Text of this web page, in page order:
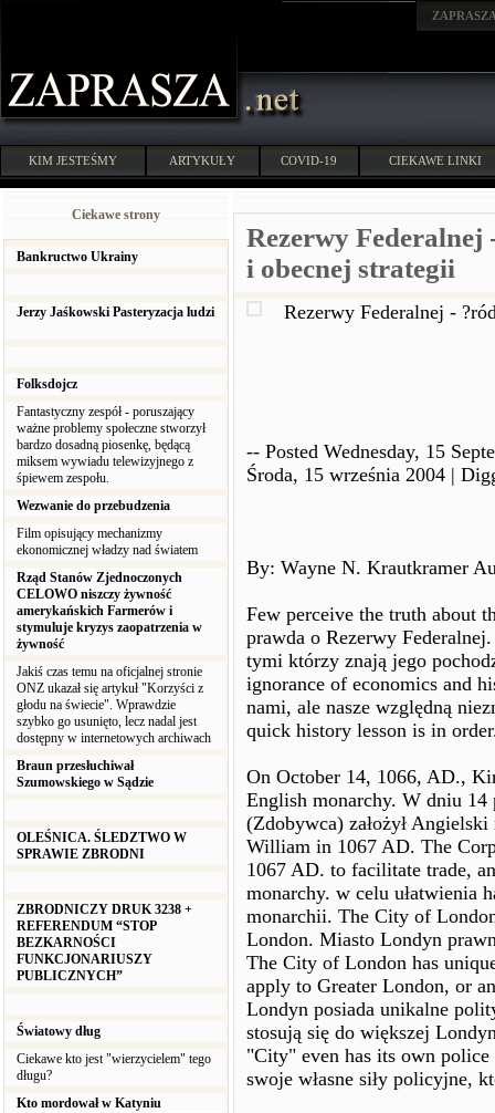
KIM JESTEŚMY ARTYKUŁY COVID-19 CIEKAWE LINKI
Ciekawe strony
Bankructwo Ukrainy
Jerzy Jaśkowski Pasteryzacja ludzi
Folksdojcz
Fantastyczny zespół - poruszający
ważne problemy społeczne stworzył
bardzo dosadną piosenkę, będącą
miksem wywiadu telewizyjnego z
śpiewem zespołu.
Wezwanie do przebudzenia
Film opisujący mechanizmy
ekonomicznej władzy nad światem
Rząd Stanów Zjednoczonych
CELOWO niszczy żywność
amerykańskich Farmerów i
stymuluje kryzys zaopatrzenia w
żywność
Jakiś czas temu na oficjalnej stronie
ONZ ukazał się artykuł "Korzyści z
głodu na świecie". Wprawdzie
szybko go usunięto, lecz nadal jest
dostępny w internetowych archiwach
Braun przesłuchiwał
Szumowskiego w Sądzie
OLEŚNICA. ŚLEDZTWO W
SPRAWIE ZBRODNI
ZBRODNICZY DRUK 3238 +
REFERENDUM “STOP
BEZKARNOŚCI
FUNKCJONARIUSZY
PUBLICZNYCH”
Światowy dług
Ciekawe kto jest "wierzycielem" tego
długu?
Kto mordował w Katyniu
Rezerwy Federalnej
i obecnej strategii
Rezerwy Federalnej -
-- Posted Wednesday, 15
Środa, 15 września 2004 |
By: Wayne N. Krautkramer
Few perceive the truth about
prawda o Rezerwy
tymi którzy znają jego
ignorance of economics and
nami, ale nasze względną
quick history lesson is in
On October 14, 1066, AD.,
English monarchy. W dniu
(Zdobywca) założył
William in 1067 AD. The
1067 AD. to facilitate trade,
monarchy. w celu ułatwienia
monarchii. The City of
London. Miasto Londyn
The City of London has
apply to Greater London, or
Londyn posiada unikalne
stosują się do większej
"City" even has its own
swoje własne siły policyjne,